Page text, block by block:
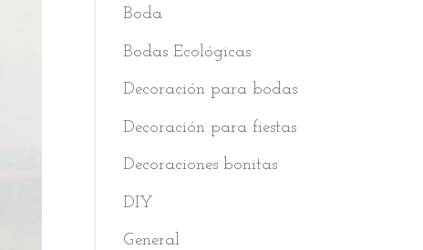
Boda
Bodas Ecológicas
Decoración para bodas
Decoración para fiestas
Decoraciones bonitas
DIY
General